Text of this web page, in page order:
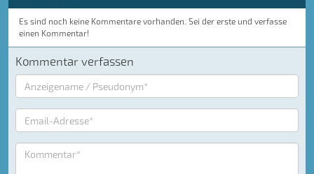
Es sind noch keine Kommentare vorhanden. Sei der erste und verfasse
einen Kommentar!
Kommentar verfassen